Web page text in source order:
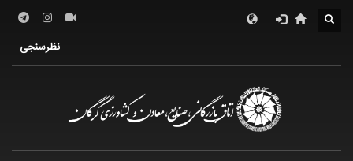
درباره اتاق
معرفی استان
نظرسنجی